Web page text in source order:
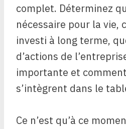
complet. Déterminez
nécessaire pour la vie,
investi à long terme,
d’actions de
importante et
s’intègrent dans le
Ce n’est qu’à ce